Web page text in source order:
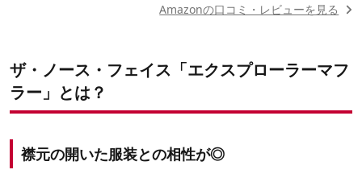
Amazonの口コミ・レビューを見る
ザ・ノース・フェイス「エクスプローラーマフ
ラー」とは？
襟元の開いた服装との相性が◎